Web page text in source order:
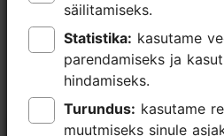
säilitamiseks.
Statistika:
parendamiseks ja
hindamiseks.
Turundus:
muutmiseks sinule
säilitamiseks.
Statistika:
parendamiseks ja
hindamiseks.
Turundus:
muutmiseks sinule